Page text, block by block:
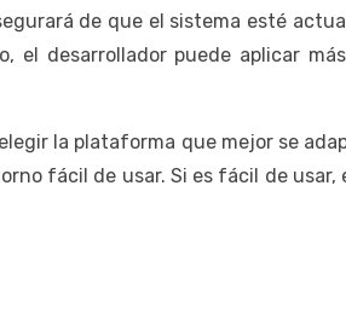
de que el sistema esté
desarrollador puede aplicar
la plataforma que mejor se
fácil de usar. Si es fácil de usar,